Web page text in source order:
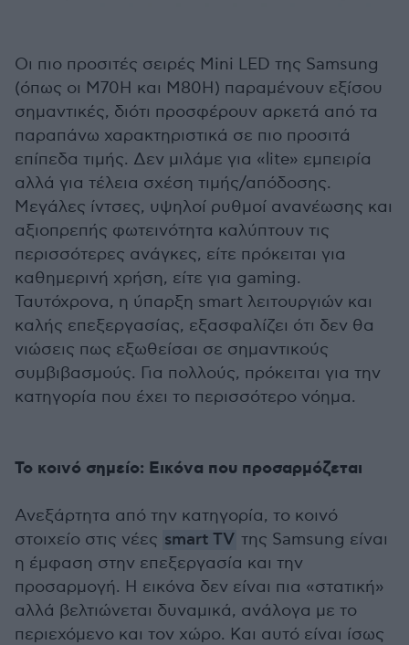
Οι πιο προσιτές σειρές Mini LED της Samsung
(όπως οι M70H και M80H) παραμένουν εξίσου
σημαντικές, διότι προσφέρουν αρκετά από τα
παραπάνω χαρακτηριστικά σε πιο προσιτά
επίπεδα τιμής. Δεν μιλάμε για «lite» εμπειρία
αλλά για τέλεια σχέση τιμής/απόδοσης.
Μεγάλες ίντσες, υψηλοί ρυθμοί ανανέωσης και
αξιοπρεπής φωτεινότητα καλύπτουν τις
περισσότερες ανάγκες, είτε πρόκειται για
καθημερινή χρήση, είτε για gaming.
Ταυτόχρονα, η ύπαρξη smart λειτουργιών και
καλής επεξεργασίας, εξασφαλίζει ότι δεν θα
νιώσεις πως εξωθείσαι σε σημαντικούς
συμβιβασμούς. Για πολλούς, πρόκειται για την
κατηγορία που έχει το περισσότερο νόημα.
Το κοινό σημείο: Εικόνα που προσαρμόζεται
Ανεξάρτητα από την κατηγορία, το κοινό
στοιχείο στις νέες smart TV της Samsung είναι
η έμφαση στην επεξεργασία και την
προσαρμογή. Η εικόνα δεν είναι πια «στατική»
αλλά βελτιώνεται δυναμικά, ανάλογα με το
περιεχόμενο και τον χώρο. Και αυτό είναι ίσως